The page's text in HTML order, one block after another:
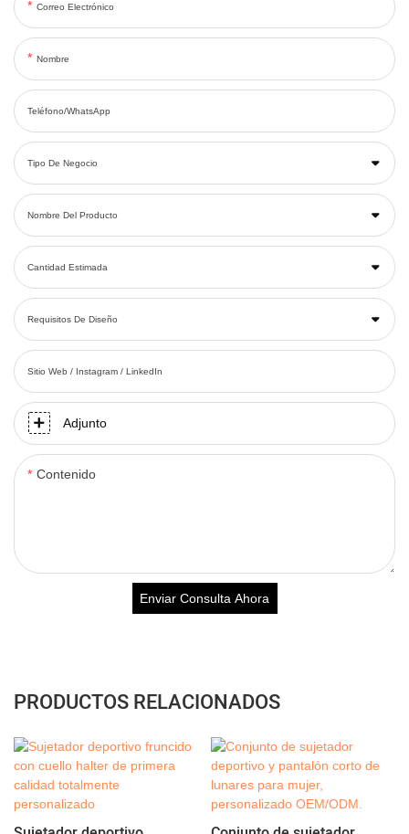
Correo Electrónico
Nombre
Teléfono/WhatsApp
Tipo De Negocio
Nombre Del Producto
Cantidad Estimada
Requisitos De Diseño
Sitio Web / Instagram / LinkedIn
Adjunto
Contenido
Enviar Consulta Ahora
PRODUCTOS RELACIONADOS